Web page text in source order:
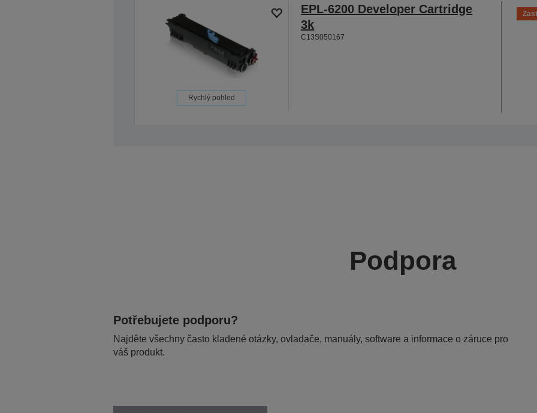
Rychlý pohled
EPL-6200 Developer Cartridge
3k
C13S050167
Podpora
Potřebujete podporu?
Najděte všechny často kladené otázky, ovladače, manuály, software a informace o záruce pro
váš produkt.